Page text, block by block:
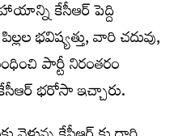
కేసీఆర్ పెద్ది
భవిష్యత్తు, వారి చదువు,
పార్టీ నిరంతరం
కేసీఆర్‌ భరోసా ఇచ్చారు.